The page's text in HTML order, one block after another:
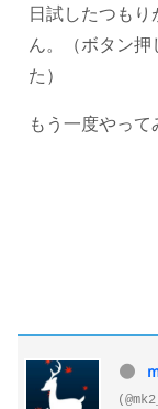
日試したつも
ん。（ボタン押
た）
もう一度やって